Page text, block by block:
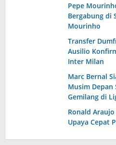
Pepe
Bergabung di
Mourinho
Transfer
Ausilio
Inter Milan
Marc Bernal
Musim Depan
Gemilang di
Ronald
Upaya Cepat